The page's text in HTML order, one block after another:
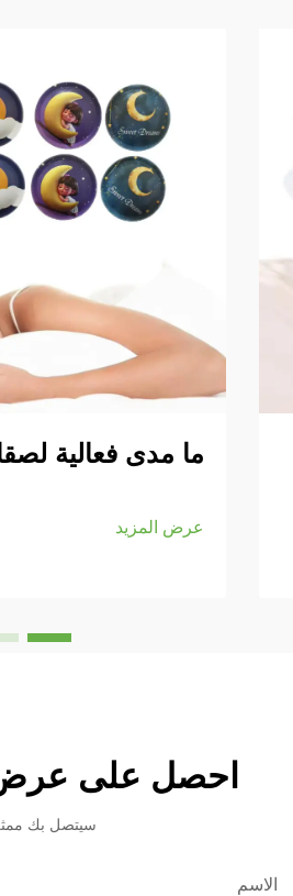
ما مدى فعالية
عرض المزيد
احصل على
سيتصل بك
الاسم